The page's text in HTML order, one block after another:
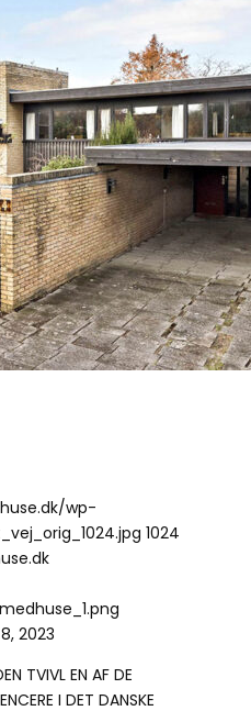
wp-
1024
2023
TVIVL EN AF DE
I DET DANSKE